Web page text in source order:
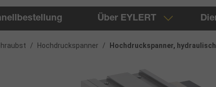
Über EYLERT
/ Hochdruckspanner / Hochdruckspanner, hydraulisch